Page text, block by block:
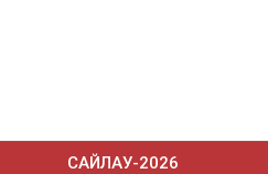
САЙЛАУ-2026